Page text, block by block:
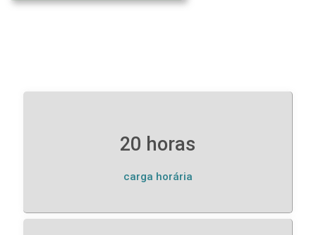
20 horas
carga horária